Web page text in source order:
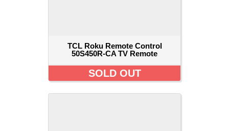
TCL Roku Remote Control
50S450R-CA TV Remote
SOLD OUT